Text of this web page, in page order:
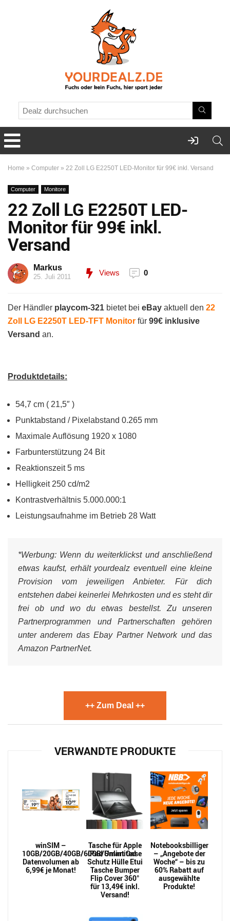
Home » Computer » 22 Zoll LG E2250T LED-Monitor für 99€ inkl. Versand
Computer Monitore
22 Zoll LG E2250T LED-
Monitor für 99€ inkl.
Versand
Markus
25. Juli 2011 Views 0
Der Händler playcom-321 bietet bei eBay aktuell den 22
Zoll LG E2250T LED-TFT Monitor für 99€ inklusive
Versand an.
Produktdetails:
54,7 cm ( 21,5″ )
Punktabstand / Pixelabstand 0.265 mm
Maximale Auflösung 1920 x 1080
Farbunterstützung 24 Bit
Reaktionszeit 5 ms
Helligkeit 250 cd/m2
Kontrastverhältnis 5.000.000:1
Leistungsaufnahme im Betrieb 28 Watt
*Werbung: Wenn du weiterklickst und anschließend
etwas kaufst, erhält yourdealz eventuell eine kleine
Provision vom jeweiligen Anbieter. Für dich
entstehen dabei keinerlei Mehrkosten und es steht dir
frei ob und wo du etwas bestellst. Zu unseren
Partnerprogrammen und Partnerschaften gehören
unter anderem das Ebay Partner Network und das
Amazon PartnerNet.
++ Zum Deal ++
VERWANDTE PRODUKTE
winSIM –
10GB/20GB/40GB/60GB/Unlimited
Datenvolumen ab
6,99€ je Monat!
Tasche für Apple
iPad Smart Case
Schutz Hülle Etui
Tasche Bumper
Flip Cover 360°
für 13,49€ inkl.
Versand!
Notebooksbilliger
– „Angebote der
Woche“ – bis zu
60% Rabatt auf
ausgewählte
Produkte!